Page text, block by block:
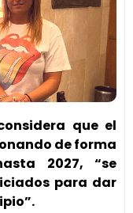
que el
de forma
2027, “se
para dar